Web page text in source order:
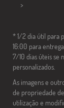
>
* 1/2 dia útil para
16:00 para
7/10 dias úteis se
personalizados.
As imagens e
de propriedade
utilização e